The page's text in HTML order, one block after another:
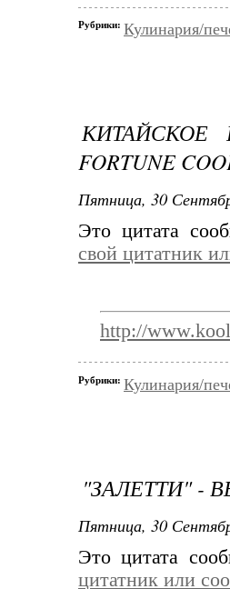
Рубрики: Кулинария/
КИТАЙСКОЕ
FORTUNE
Пятница, 30
Это цитата
свой цитатник
http://
Рубрики: Кулинария/
"ЗАЛЕТТИ" -
Пятница, 30
Это цитата
цитатник или